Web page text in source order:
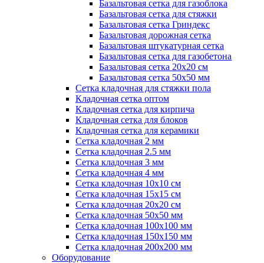
Базальтовая сетка для газоблока
Базальтовая сетка для стяжки
Базальтовая сетка Гриндекс
Базальтовая дорожная сетка
Базальтовая штукатурная сетка
Базальтовая сетка для газобетона
Базальтовая сетка 20x20 см
Базальтовая сетка 50x50 мм
Сетка кладочная для стяжки пола
Кладочная сетка оптом
Кладочная сетка для кирпича
Кладочная сетка для блоков
Кладочная сетка для керамики
Сетка кладочная 2 мм
Сетка кладочная 2.5 мм
Сетка кладочная 3 мм
Сетка кладочная 4 мм
Сетка кладочная 10x10 см
Сетка кладочная 15x15 см
Сетка кладочная 20x20 см
Сетка кладочная 50x50 мм
Сетка кладочная 100x100 мм
Сетка кладочная 150x150 мм
Сетка кладочная 200x200 мм
Оборудование